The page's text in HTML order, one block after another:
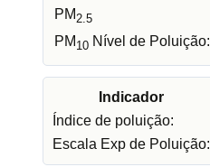
PM2.5
PM 10 Nível de Poluição:
Indicador
Índice de poluição:
Escala Exp de Poluição: